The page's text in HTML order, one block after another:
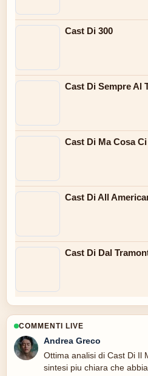
Cast Di 300
Cast Di Sempre Al
Cast Di Ma Cosa
Cast Di All
Cast Di Dal
COMMENTI LIVE
Andrea Greco
Ottima analisi di Cast Di Il
sintesi piu chiara che